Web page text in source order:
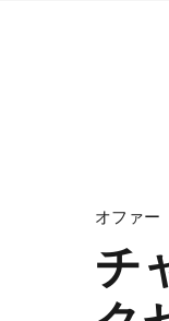
オファー
チ